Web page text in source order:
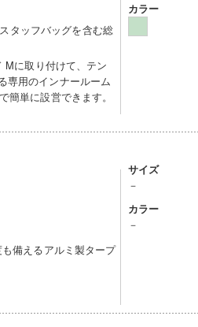
タッフバッグを含む総
Mに取り付けて、テン
専用のインナールーム
単に設営できます。
カラー
も備えるアルミ製タープ
サイズ
－
カラー
－